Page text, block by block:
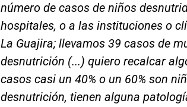
número de casos de niños
hospitales, o a las instituciones o
La Guajira; llevamos 39 casos de
desnutrición (...) quiero recalcar
casos casi un 40% o un 60% son
desnutrición, tienen alguna